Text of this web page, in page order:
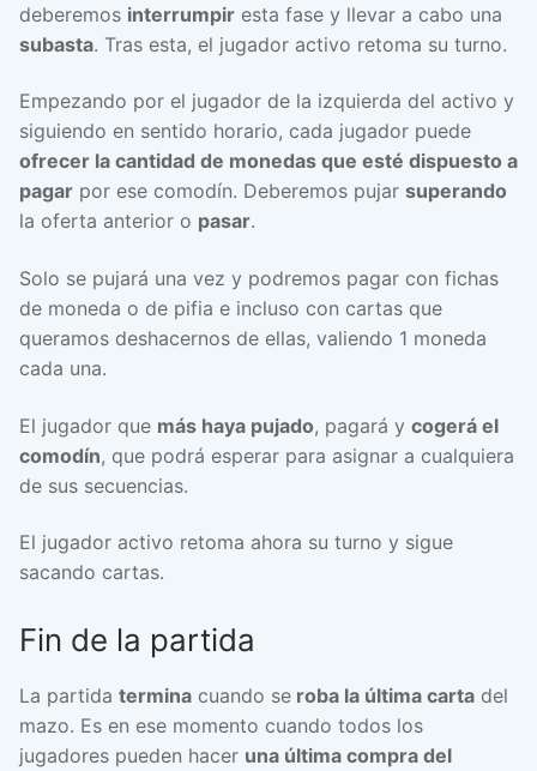
deberemos interrumpir esta fase y llevar a cabo una
subasta. Tras esta, el jugador activo retoma su turno.
Empezando por el jugador de la izquierda del activo y
siguiendo en sentido horario, cada jugador puede
ofrecer la cantidad de monedas que esté dispuesto a
pagar por ese comodín. Deberemos pujar superando
la oferta anterior o pasar.
Solo se pujará una vez y podremos pagar con fichas
de moneda o de pifia e incluso con cartas que
queramos deshacernos de ellas, valiendo 1 moneda
cada una.
El jugador que más haya pujado, pagará y cogerá el
comodín, que podrá esperar para asignar a cualquiera
de sus secuencias.
El jugador activo retoma ahora su turno y sigue
sacando cartas.
Fin de la partida
La partida termina cuando se roba la última carta del
mazo. Es en ese momento cuando todos los
jugadores pueden hacer una última compra del